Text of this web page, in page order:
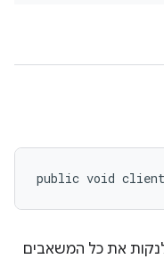
public void
את כל המשאבים